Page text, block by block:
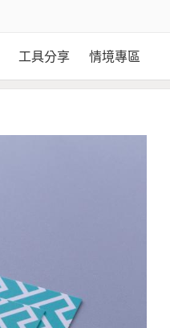
工具分享 情境專區